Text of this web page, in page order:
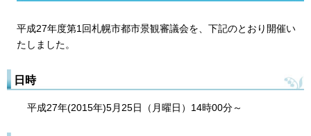
平成27年度第1回札幌市都市景観審議会を、下記のとおり開催い
たしました。
日時
平成27年(2015年)5月25日（月曜日）14時00分～